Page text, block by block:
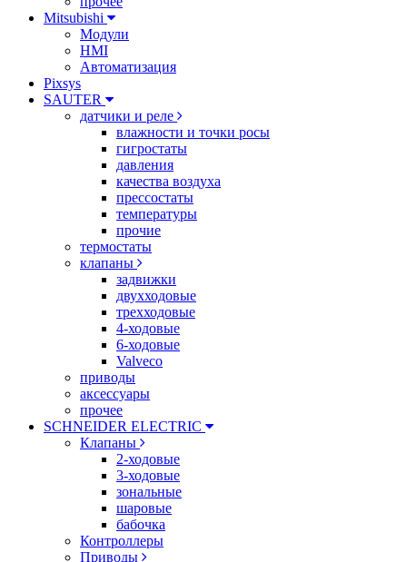
Mitsubishi
Модули
HMI
Автоматизация
Pixsys
SAUTER
датчики и реле
влажности и точки росы
гигростаты
давления
качества воздуха
прессостаты
температуры
прочие
термостаты
клапаны
задвижки
двухходовые
трехходовые
4-ходовые
6-ходовые
Valveco
приводы
аксессуары
прочее
SCHNEIDER ELECTRIC
Клапаны
2-ходовые
3-ходовые
зональные
шаровые
бабочка
Контроллеры
Приводы